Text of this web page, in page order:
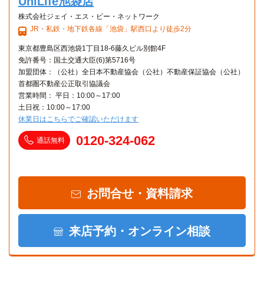
株式会社ジェイ・エス・ビー・ネットワーク
JR・私鉄・地下鉄各線「池袋」駅西口より徒歩2分
東京都豊島区西池袋1丁目18-6藤久ビル別館4F
免許番号：国土交通大臣(6)第5716号
加盟団体：（公社）全日本不動産協会（公社）不動産保証協会（公社）
首都圏不動産公正取引協議会
営業時間： 平日：10:00～17:00
土日祝：10:00～17:00
休業日はこちらでご確認いただけます
通話無料 0120-324-062
お問合せ・資料請求
来店予約・オンライン相談